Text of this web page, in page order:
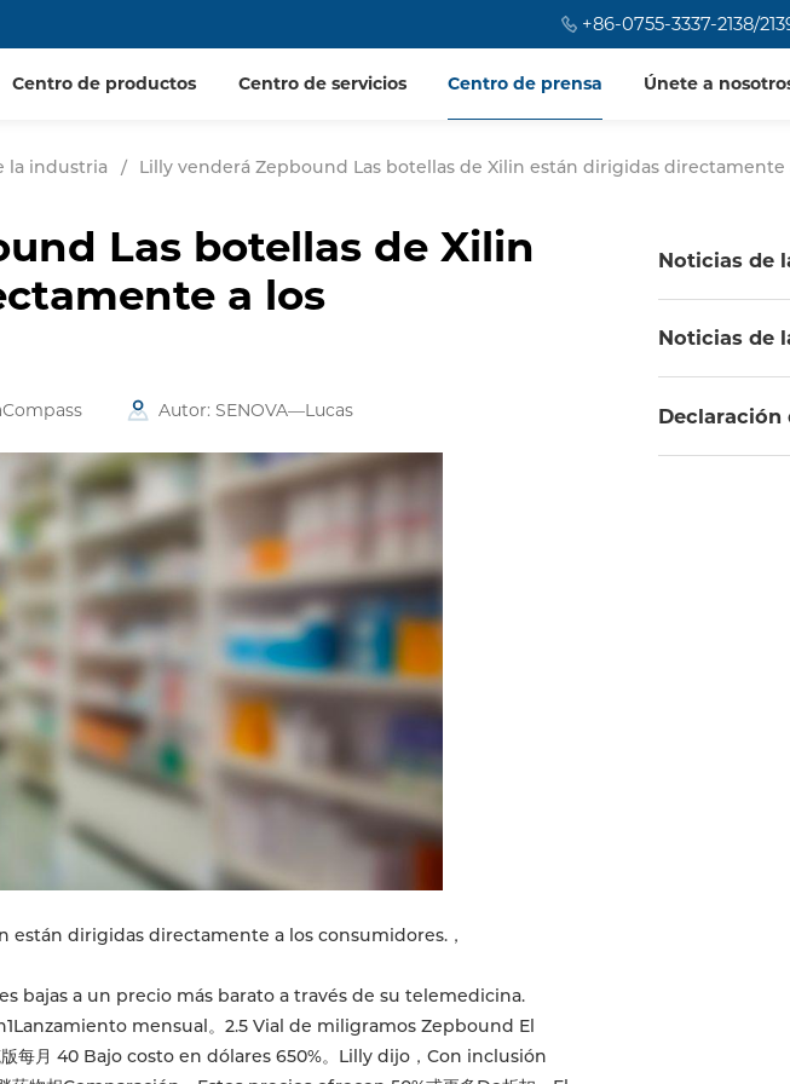
+86-0755-3337-2138/
Centro de productos Centro de servicios Centro de prensa Únete a
la industria / Lilly venderá Zepbound Las botellas de Xilin están dirigidas directamente
Las botellas de Xilin
a los
Autor: SENOVA—Lucas
dirigidas directamente a los consumidores.，
a un precio más barato a través de su telemedicina.
mensual。2.5 Vial de miligramos Zepbound El
每月 40 Bajo costo en dólares 650%。Lilly dijo，Con inclusión
Noticias de
Noticias de
Declaración